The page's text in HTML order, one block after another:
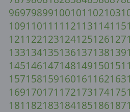
96979899100101 102103
109110111 112113114115
121 122123124125126127
133134135136137138139
145146147148149150151
157158159160161 162163
169170171 172173174175
181 182183184185186187